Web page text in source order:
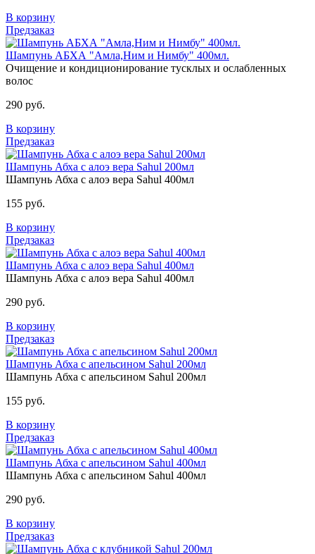
В корзину
Предзаказ
Шампунь АБХА "Амла,Ним и Нимбу" 400мл.
Очищение и кондиционирование тусклых и ослабленных
волос
290 руб.
В корзину
Предзаказ
Шампунь Абха с алоэ вера Sahul 200мл
Шампунь Абха с алоэ вера Sahul 400мл
155 руб.
В корзину
Предзаказ
Шампунь Абха с алоэ вера Sahul 400мл
Шампунь Абха с алоэ вера Sahul 400мл
290 руб.
В корзину
Предзаказ
Шампунь Абха с апельсином Sahul 200мл
Шампунь Абха с апельсином Sahul 200мл
155 руб.
В корзину
Предзаказ
Шампунь Абха с апельсином Sahul 400мл
Шампунь Абха с апельсином Sahul 400мл
290 руб.
В корзину
Предзаказ